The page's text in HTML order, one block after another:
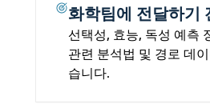
화학팀에 전달하기
선택성, 효능, 독성 예측
관련 분석법 및 경로 데
습니다.